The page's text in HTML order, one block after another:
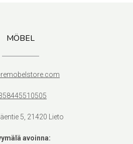
MÖBEL
5, 21420 Lieto
avoinna: